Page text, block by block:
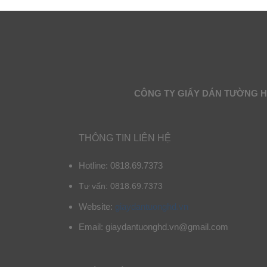
CÔNG TY GIẤY DÁN TƯỜNG
THÔNG TIN LIÊN HỆ
Hotline: 0818.69.7373
Tư vấn: 0818.69.7373
Website: giaydantuonghd.vn
Email: giaydantuonghd.vn@gmail.com